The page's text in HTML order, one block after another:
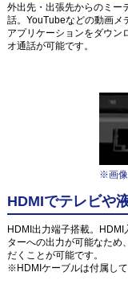
外出先・出張先からのミー
話。YouTubeなどの動画メ
アプリケーションをダウン
オ通話が可能です。
※画像
HDMIでテレビや
HDMI出力端子搭載。HDMI
ターへの出力が可能なため
だくことが可能です。
※HDMIケーブルは付属し